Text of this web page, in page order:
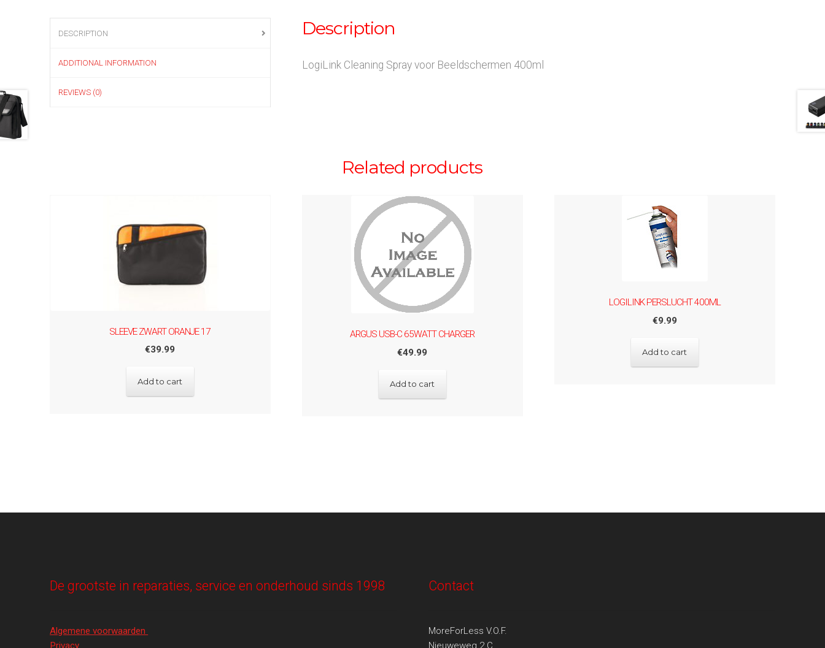
DESCRIPTION
ADDITIONAL INFORMATION
REVIEWS (0)
Description
LogiLink Cleaning Spray voor Beeldschermen 400ml
Related products
SLEEVE ZWART ORANJE 17
€39.99
Add to cart
ARGUS USB-C 65WATT CHARGER
€49.99
Add to cart
LOGILINK PERSLUCHT 400ML
€9.99
Add to cart
De grootste in reparaties, service en onderhoud sinds 1998
Algemene voorwaarden
Privacy
Contact
MoreForLess V.O.F.
Nieuweweg 2 C